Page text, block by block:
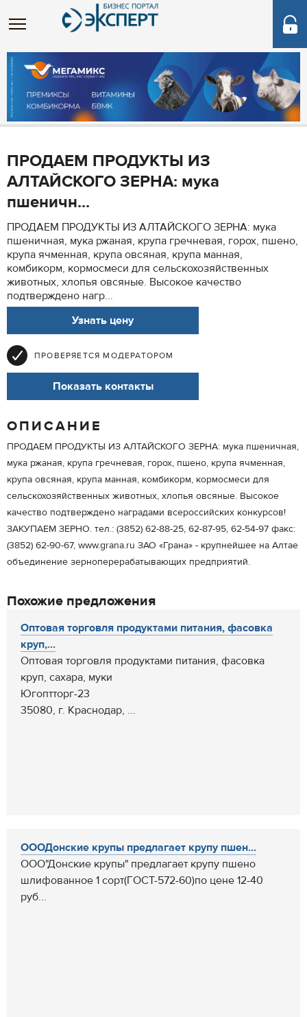
ПРОДАЕМ ПРОДУКТЫ ИЗ
АЛТАЙСКОГО ЗЕРНА: мука
пшеничн...
ПРОДАЕМ ПРОДУКТЫ ИЗ АЛТАЙСКОГО ЗЕРНА: мука
пшеничная, мука ржаная, крупа гречневая, горох, пшено,
крупа ячменная, крупа овсяная, крупа манная,
комбикорм, кормосмеси для сельскохозяйственных
животных, хлопья овсяные. Высокое качество
подтверждено нагр...
Узнать цену
ПРОВЕРЯЕТСЯ МОДЕРАТОРОМ
Показать контакты
ОПИСАНИЕ
ПРОДАЕМ ПРОДУКТЫ ИЗ АЛТАЙСКОГО ЗЕРНА: мука пшеничная,
мука ржаная, крупа гречневая, горох, пшено, крупа ячменная,
крупа овсяная, крупа манная, комбикорм, кормосмеси для
сельскохозяйственных животных, хлопья овсяные. Высокое
качество подтверждено наградами всероссийских конкурсов!
ЗАКУПАЕМ ЗЕРНО. тел.: (3852) 62-88-25, 62-87-95, 62-54-97 факс:
(3852) 62-90-67, www.grana.ru ЗАО «Грана» - крупнейшее на Алтае
объединение зерноперерабатывающих предприятий.
Похожие предложения
Оптовая торговля продуктами питания, фасовка
круп,...
Оптовая торговля продуктами питания, фасовка
круп, сахара, муки
Югоптторг-23
35080, г. Краснодар, ...
ОООДонские крупы предлагает крупу пшен...
ООО"Донские крупы" предлагает крупу пшено
шлифованное 1 сорт(ГОСТ-572-60)по цене 12-40
руб...